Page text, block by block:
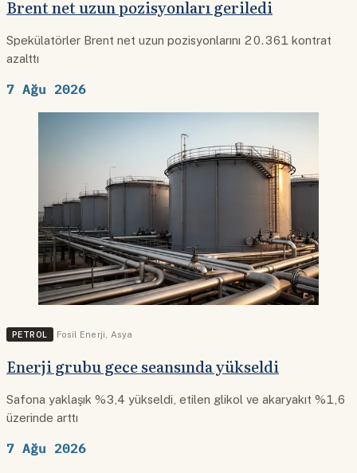
Brent net uzun pozisyonları geriledi
Spekülatörler Brent net uzun pozisyonlarını 20.361 kontrat
azalttı
7 Ağu 2026
PETROL Fosil Enerji Asya
Enerji grubu gece seansında yükseldi
Safona yaklaşık %3,4 yükseldi, etilen glikol ve akaryakıt %1,6
üzerinde arttı
7 Ağu 2026